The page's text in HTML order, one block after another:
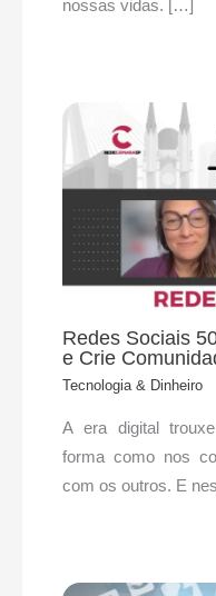
nossas vidas. […]
Redes Sociais
e Crie
Tecnologia & Dinheiro
A era digital
forma como nos
com os outros. E